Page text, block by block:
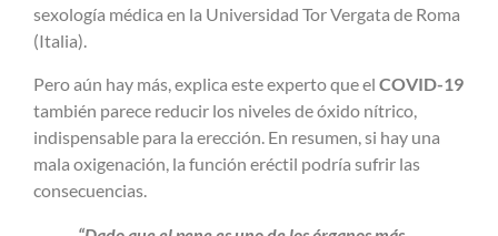
sexología médica en la Universidad Tor Vergata de Roma
(Italia).
Pero aún hay más, explica este experto que el COVID-19
también parece reducir los niveles de óxido nítrico,
indispensable para la erección. En resumen, si hay una
mala oxigenación, la función eréctil podría sufrir las
consecuencias.